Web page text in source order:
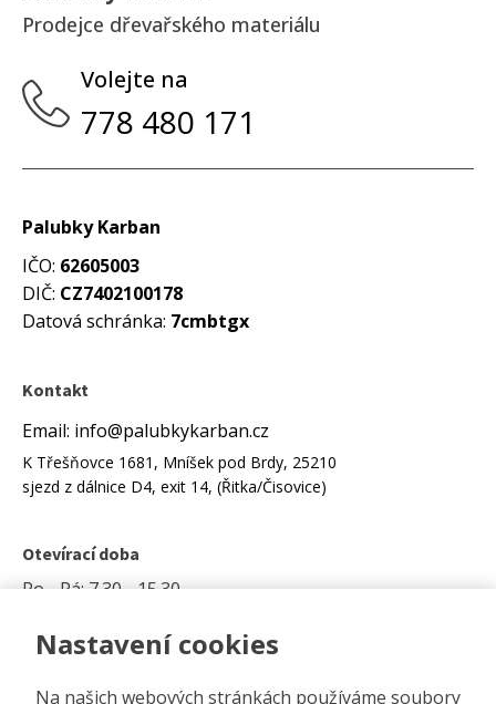
Prodejce dřevařského materiálu
Volejte na
778 480 171
Palubky Karban
IČO: 62605003
DIČ: CZ7402100178
Datová schránka: 7cmbtgx
Kontakt
Email: info@palubkykarban.cz
K Třešňovce 1681, Mníšek pod Brdy, 25210
sjezd z dálnice D4, exit 14, (Řitka/Čisovice)
Otevírací doba
Po - Pá: 7.30 - 15.30
Možnost platby kartou na prodejně.
Nastavení cookies
Na našich webových stránkách používáme soubory